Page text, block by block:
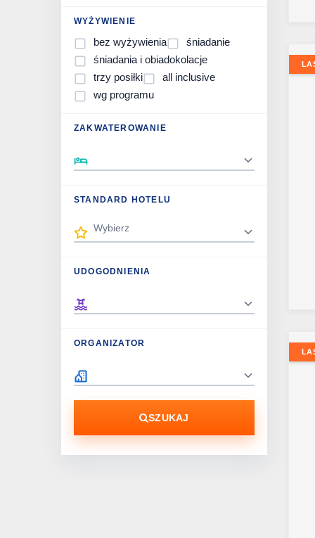
WYŻYWIENIE
bez wyżywienia
śniadanie
śniadania i obiadokolacje
trzy posiłki
all inclusive
wg programu
ZAKWATEROWANIE
STANDARD HOTELU
UDOGODNIENIA
ORGANIZATOR
SZUKAJ